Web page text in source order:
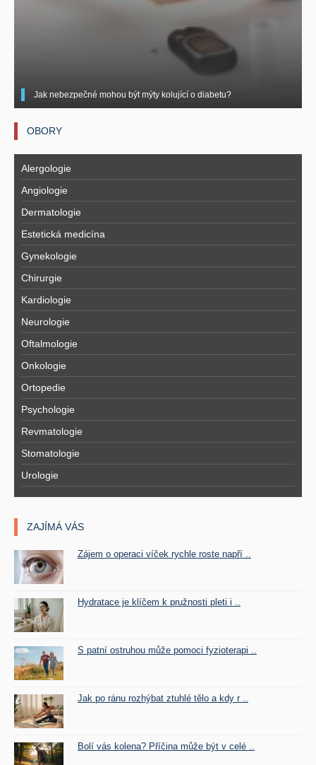
Jak nebezpečné mohou být mýty kolující o diabetu?
OBORY
Alergologie
Angiologie
Dermatologie
Estetická medicína
Gynekologie
Chirurgie
Kardiologie
Neurologie
Oftalmologie
Onkologie
Ortopedie
Psychologie
Revmatologie
Stomatologie
Urologie
ZAJÍMÁ VÁS
Zájem o operaci víček rychle roste napří ..
Hydratace je klíčem k pružnosti pleti i ..
S patní ostruhou může pomoci fyzioterapi ..
Jak po ránu rozhýbat ztuhlé tělo a kdy r ..
Bolí vás kolena? Příčina může být v celé ..